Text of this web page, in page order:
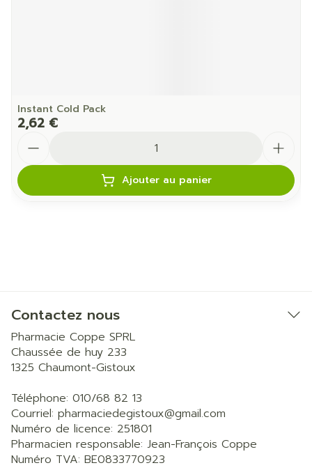
Instant Cold Pack
2,62 €
Ajouter au panier
Contactez nous
Pharmacie Coppe SPRL
Chaussée de huy 233
1325 Chaumont-Gistoux
Téléphone: 010/68 82 13
Courriel: pharmaciedegistoux@gmail.com
Numéro de licence: 251801
Pharmacien responsable: Jean-François Coppe
Numéro TVA: BE0833770923